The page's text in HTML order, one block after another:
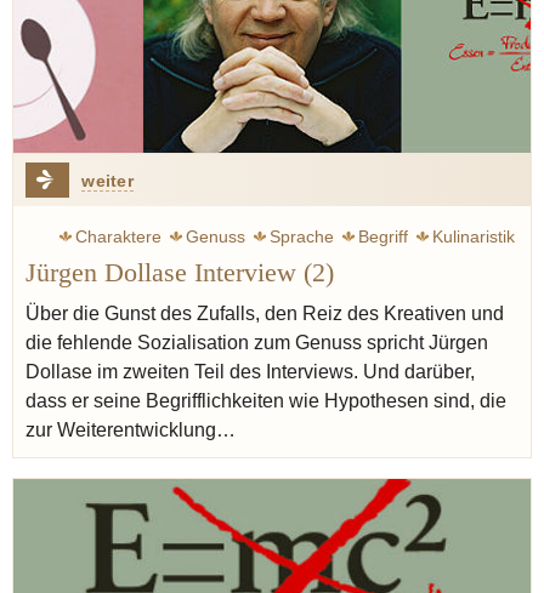
weiter
Charaktere Genuss Sprache Begriff
Kulinaristik
Spitzengastronomie
Standards
Gerfer-Ruhl Carola
Intelligenz
Ferran Adria
Redzepi René
Ducasse Alain
Robuchon Joël
Bottura Massimo
Jürgen Dollase Interview (2)
Über die Gunst des Zufalls, den Reiz des Kreativen und
die fehlende Sozialisation zum Genuss spricht Jürgen
Dollase im zweiten Teil des Interviews. Und darüber,
dass er seine Begrifflichkeiten wie Hypothesen sind, die
zur Weiterentwicklung…